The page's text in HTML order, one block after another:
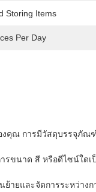
Storing Items
Per Day
งคุณ การมีวัสดุบรรจุภั
รขนาด สี หรือดีไซน์ใ
ายและจัดการระหว่าง